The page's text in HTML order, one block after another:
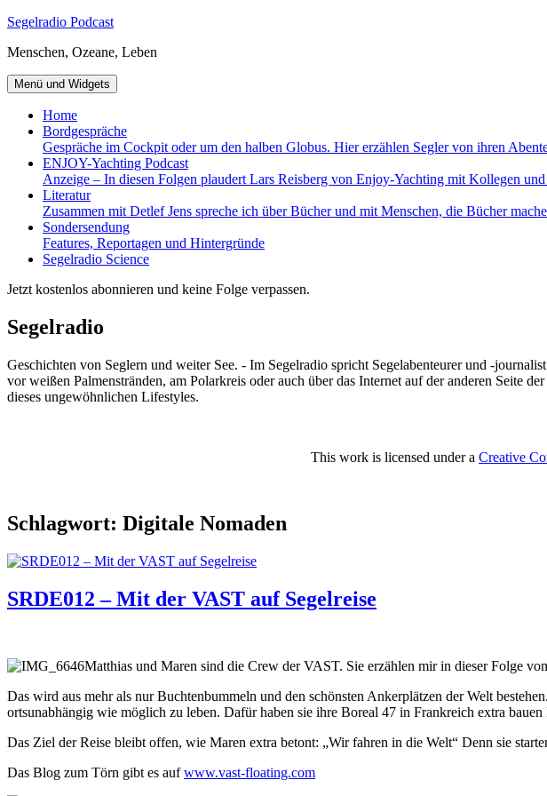
Zum
springen
Segelradio Podcast
Menschen, Ozeane, Leben
Menü und Widgets
Home
Bordgespräche
Gespräche im Cockpit oder um den halben Globus. Hier erzählen Segler von ihren
ENJOY-Yachting Podcast
Anzeige – In diesen Folgen plaudert Lars Reisberg von Enjoy-Yachting mit Kollegen
Literatur
Zusammen mit Detlef Jens spreche ich über Bücher und mit Menschen, die Bücher
Sondersendung
Features, Reportagen und Hintergründe
Segelradio Science
Jetzt kostenlos abonnieren und keine Folge verpassen.
Segelradio
Geschichten von Seglern und weiter See. - Im Segelradio spricht Segelabenteurer und -
vor weißen Palmenstränden, am Polarkreis oder auch über das Internet auf der anderen Seite
dieses ungewöhnlichen Lifestyles.
This work is licensed under a Creative
Schlagwort: Digitale Nomaden
SRDE012 – Mit der VAST auf Segelreise
Matthias und Maren sind die Crew der VAST. Sie erzählen mir in dieser Folge
Das wird aus mehr als nur Buchtenbummeln und den schönsten Ankerplätzen der Welt
ortsunabhängig wie möglich zu leben. Dafür haben sie ihre Boreal 47 in Frankreich extra bauen
Das Ziel der Reise bleibt offen, wie Maren extra betont: „Wir fahren in die Welt“ Denn sie
Das Blog zum Törn gibt es aufwww.vast-floating.com